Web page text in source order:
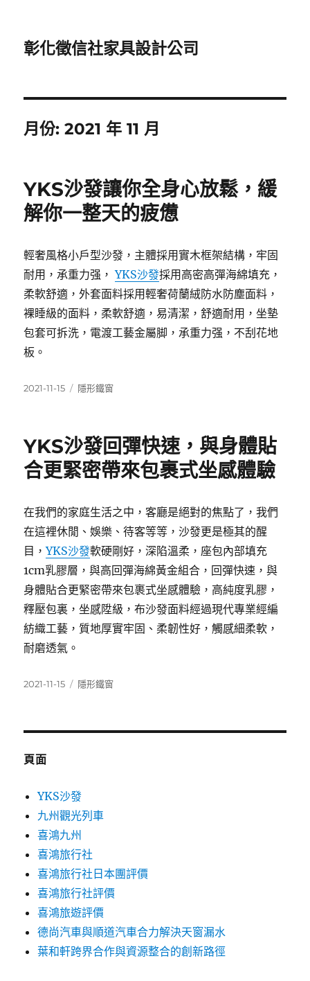
彰化徵信社家具設計公司
月份:2021 年 11 月
YKS沙發讓你全身心放鬆，緩
解你一整天的疲憊
輕奢風格小戶型沙發，主體採用實木框架結構，牢固
耐用，承重力强，YKS沙發採用高密高彈海綿填充，
柔軟舒適，外套面料採用輕奢荷蘭絨防水防塵面料，
裸睡級的面料，柔軟舒適，易清潔，舒適耐用，坐墊
包套可拆洗，電渡工藝金屬脚，承重力强，不刮花地
板。
發
2021-11-15
分
隱形鐵窗
YKS沙發回彈快速，與身體貼
合更緊密帶來包裹式坐感體驗
在我們的家庭生活之中，客廳是絕對的焦點了，我們
在這裡休閒、娛樂、待客等等，沙發更是極其的醒
目，YKS沙發軟硬剛好，深陷溫柔，座包內部填充
1cm乳膠層，與高回彈海綿黃金組合，回彈快速，與
身體貼合更緊密帶來包裹式坐感體驗，高純度乳膠，
釋壓包裏，坐感陞級，布沙發面料經過現代專業經編
紡織工藝，質地厚實牢固、柔韌性好，觸感細柔軟，
耐磨透氣。
發
2021-11-15
分
隱形鐵窗
頁面
YKS沙發
九州觀光列車
喜鴻九州
喜鴻旅行社
喜鴻旅行社日本團評價
喜鴻旅行社評價
喜鴻旅遊評價
德尚汽車與順道汽車合力解決天窗漏水
葉和軒跨界合作與資源整合的創新路徑